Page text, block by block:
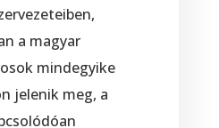
a magyar
mindegyike
jelenik meg, a